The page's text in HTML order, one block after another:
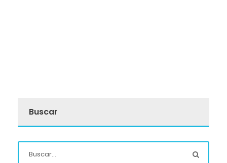
Buscar